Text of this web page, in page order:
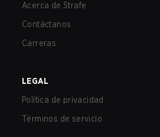
Acerca de Strafe
Contáctanos
Carreras
LEGAL
Política de privacidad
Términos de servicio